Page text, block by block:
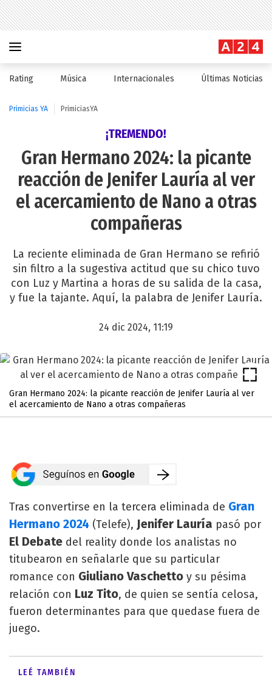
Rating Música Internacionales Últimas Noticias
Primicias YA PrimiciasYA
¡TREMENDO!
Gran Hermano 2024: la picante
reacción de Jenifer Lauría al ver
el acercamiento de Nano a otras
compañeras
La reciente eliminada de Gran Hermano se refirió
sin filtro a la sugestiva actitud que su chico tuvo
con Luz y Martina a horas de su salida de la casa,
y fue la tajante. Aquí, la palabra de Jenifer Lauría.
24 dic 2024, 11:19
Gran Hermano 2024: la picante reacción de Jenifer Lauría al ver
el acercamiento de Nano a otras compañeras
Tras convertirse en la tercera eliminada de Gran
Hermano 2024 (Telefe), Jenifer Lauría pasó por
El Debate del reality donde los analistas no
titubearon en señalarle que su particular
romance con Giuliano Vaschetto y su pésima
relación con Luz Tito, de quien se sentía celosa,
fueron determinantes para que quedase fuera de
juego.
LEÉ TAMBIÉN